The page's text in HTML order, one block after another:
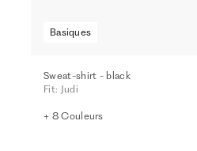
Basiques
Sweat-shirt - black
Fit: Judi
+ 8 Couleurs